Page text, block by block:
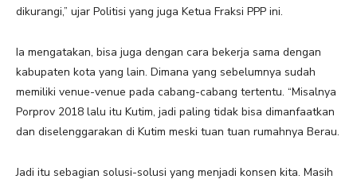
dikurangi,” ujar Politisi yang juga Ketua Fraksi PPP ini.
Ia mengatakan, bisa juga dengan cara bekerja sama dengan
kabupaten kota yang lain. Dimana yang sebelumnya sudah
memiliki venue-venue pada cabang-cabang tertentu. “Misalnya
Porprov 2018 lalu itu Kutim, jadi paling tidak bisa dimanfaatkan
dan diselenggarakan di Kutim meski tuan tuan rumahnya Berau.
Jadi itu sebagian solusi-solusi yang menjadi konsen kita. Masih